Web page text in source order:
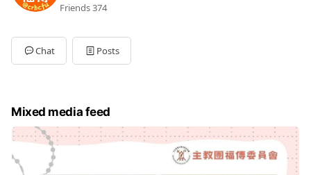
Friends374
Chat Posts
Mixed media feed